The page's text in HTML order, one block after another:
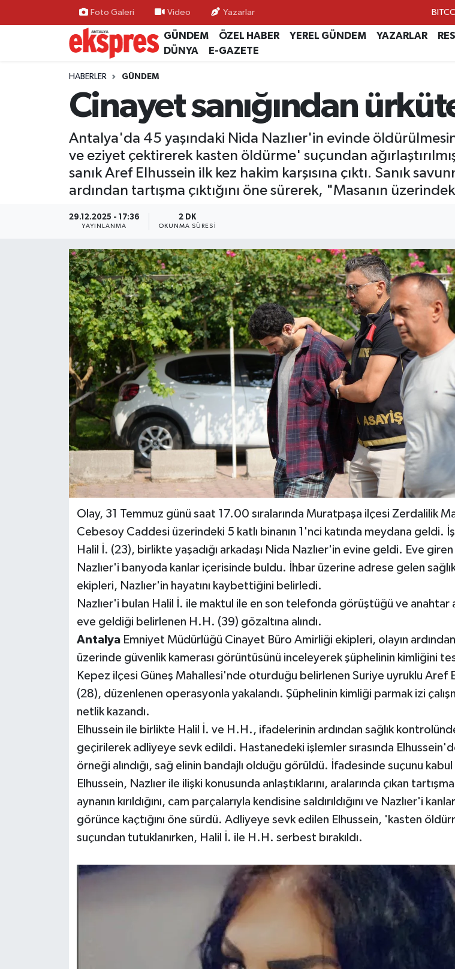
Foto Galeri Video Yazarlar
GÜNDEM ÖZEL HABER YEREL GÜNDEM YAZARLAR
DÜNYA
E-GAZETE
HABERLER GÜNDEM
Cinayet sanığından
Antalya'da 45 yaşındaki Nida Nazlıer'in evinde
ve eziyet çektirerek kasten öldürme' suçundan
sanık Aref Elhussein ilk kez hakim karşısına çıktı. Sanık
ardından tartışma çıktığını öne sürerek, "Masanın
29.12.2025 - 17:36
YAYINLANMA
2 DK
OKUNMA SÜRESI
Olay, 31 Temmuz günü saat 17.00 sıralarında Muratpaşa ilçesi Zerdalilik
Cebesoy Caddesi üzerindeki 5 katlı binanın 1'nci katında meydana geldi.
Halil İ. (23), birlikte yaşadığı arkadaşı Nida Nazlıer'in evine geldi. Eve
Nazlıer'i banyoda kanlar içerisinde buldu. İhbar üzerine adrese gelen
ekipleri, Nazlıer'in hayatını kaybettiğini belirledi.
Nazlıer'i bulan Halil İ. ile maktul ile en son telefonda görüştüğü ve anahtar
eve geldiği belirlenen H.H. (39) gözaltına alındı.
AntalyaEmniyet Müdürlüğü Cinayet Büro Amirliği ekipleri, olayın
üzerinde güvenlik kamerası görüntüsünü inceleyerek şüphelinin kimliğini
Kepez ilçesi Güneş Mahallesi'nde oturduğu belirlenen Suriye uyruklu Aref
(28), düzenlenen operasyonla yakalandı. Şüphelinin kimliği parmak izi
netlik kazandı.
Elhussein ile birlikte Halil İ. ve H.H., ifadelerinin ardından sağlık
geçirilerek adliyeye sevk edildi. Hastanedeki işlemler sırasında
örneği alındığı, sağ elinin bandajlı olduğu görüldü. İfadesinde suçunu
Elhussein, Nazlıer ile ilişki konusunda anlaştıklarını, aralarında çıkan tartışma
aynanın kırıldığını, cam parçalarıyla kendisine saldırıldığını ve Nazlıer'i
görünce kaçtığını öne sürdü. Adliyeye sevk edilen Elhussein, 'kasten
suçundan tutuklanırken, Halil İ. ile H.H. serbest bırakıldı.
ÖZEL HABER
GÜNDEM
YEREL GÜNDEM
EKONOMİ
KÜLTÜR - SANAT
SAĞLIK
EĞİTİM
TURİZM
RÖPORTAJ
VİDEO HABERLER
YAZARLAR
RESMİ İLAN
Nöbetçi Eczaneler
Hava Durumu
Trafik Durumu
Süper Lig Puan Durumu ve Fikstür
Tüm Manşetler
Son Dakika Haberleri
Haber Arşivi